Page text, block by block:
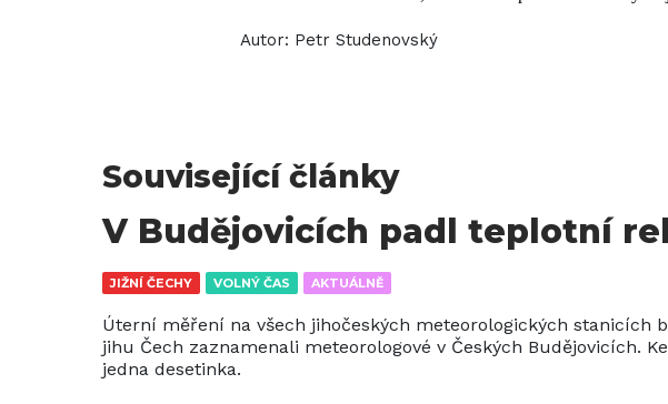
Autor: Petr Studenovský
Související články
JIŽNÍ ČECHY VOLNÝ ČAS AKTUÁLNĚ
V Budějovicích padl teplotní
Úterní měření na všech jihočeských meteorologických stanicích
jihu Čech zaznamenali meteorologové v Českých Budějovicích.
jedna desetinka.